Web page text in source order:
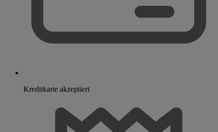
Kreditkarte akzeptiert